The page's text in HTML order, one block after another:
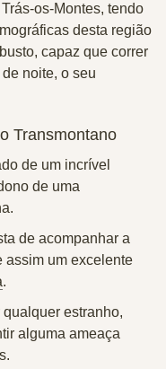
os-Montes, tendo
desta região
capaz que correr
noite, o seu
Transmontano
de um incrível
de uma
de acompanhar a
assim um excelente
.
estranho,
alguma ameaça